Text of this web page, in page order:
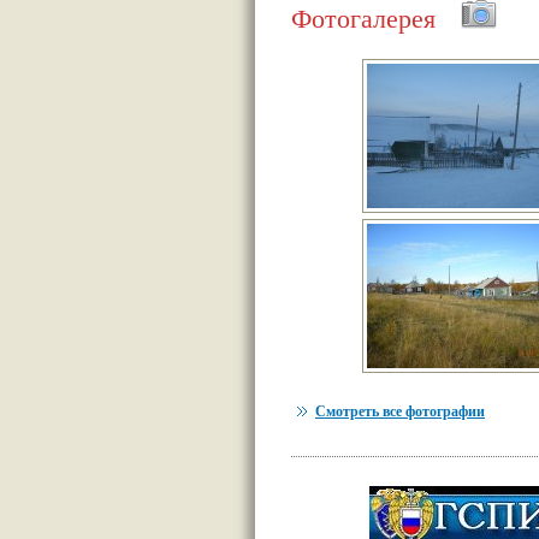
Фотогалерея
Смотреть все фотографии